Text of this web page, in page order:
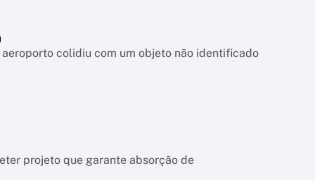
colidiu com um objeto não identificado
projeto que garante absorção de